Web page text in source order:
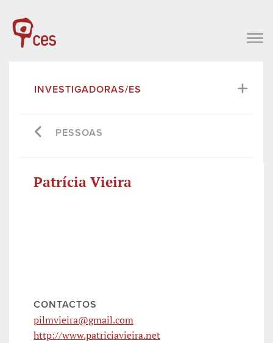
INVESTIGADORAS/ES
PESSOAS
Patrícia Vieira
CONTACTOS
pilmvieira@gmail.com
http://www.patriciavieira.net